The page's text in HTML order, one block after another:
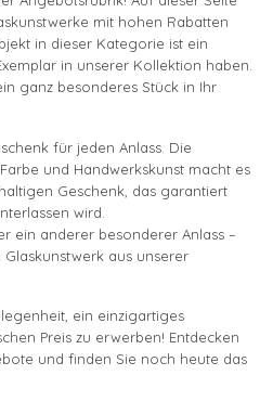
mit hohen Rabatten
in dieser Kategorie ist ein
in unserer Kollektion haben.
ganz besonderes Stück in Ihr
für jeden Anlass. Die
und Handwerkskunst macht es
Geschenk, das garantiert
wird.
ein anderer besonderer Anlass –
aus unserer
ein einzigartiges
Preis zu erwerben! Entdecken
und finden Sie noch heute das